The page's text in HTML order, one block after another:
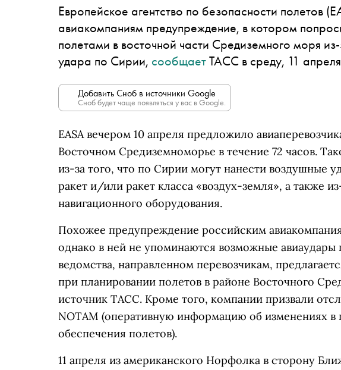
Европейское агентство по безопасности полетов
авиакомпаниям предупреждение, в котором
полетами в восточной части Средиземного моря
удара по Сирии, сообщаетТАСС в среду, 11 апреля
Добавить Сноб в источники Google
Сноб будет чаще появляться у вас в Google.
EASA вечером 10 апреля предложило
Восточном Средиземноморье в течение 72 часов.
из-за того, что по Сирии могут нанести воздушные
ракет и/или ракет класса «воздух-земля», а также
навигационного оборудования.
Похожее предупреждение российским
однако в ней не упоминаются возможные авиаудары
ведомства, направленном перевозчикам,
при планировании полетов в районе Восточного
источник ТАСС. Кроме того, компании призвали
NOTAM (оперативную информацию об изменениях в
обеспечения полетов).
11 апреля из американского Норфолка в сторону